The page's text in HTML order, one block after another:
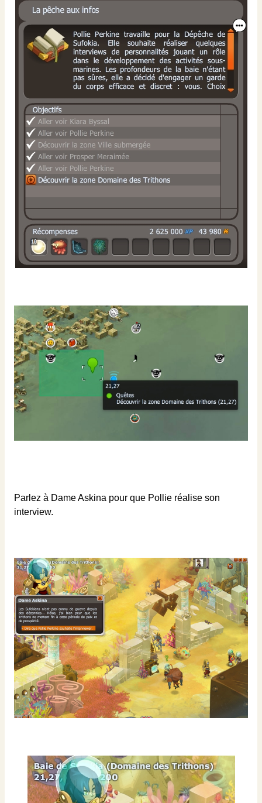
Parlez à Dame Askina pour que Pollie réalise son
interview.